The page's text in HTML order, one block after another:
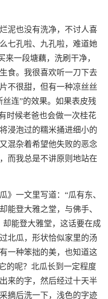
泥也没有洗净，不讨人喜
七孔啦、九孔啦，难道她
一段塘藕，洗刷干净，
食。我很喜欢听一刀下去
不很甜，但有一种凉丝丝
连”的效果。如果表皮残
时候老爸也会做一次桂花
浸泡过的糯米捅进细小的
混杂着希望他失败的恶念
而我总是不讲原则地站在
》一文里写道：“瓜有东、
能登大雅之堂，与佛手、
却能登大雅堂，这话要在成
北瓜，形状恰似家里的汤
一种笨拙的美，也知道这
的呢？北瓜长到一定程度
来的字，然后经过十天半
摘后洗一下，浅色的字迹